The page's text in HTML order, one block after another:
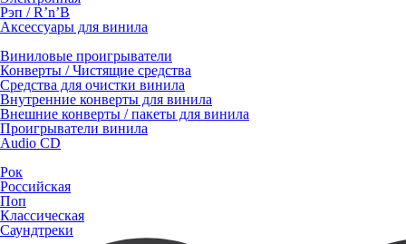
Рэп / R’n’B
Аксессуары для винила
Виниловые проигрыватели
Конверты / Чистящие средства
Средства для очистки винила
Внутренние конверты для винила
Внешние конверты / пакеты для винила
Проигрыватели винила
Audio CD
Рок
Российская
Поп
Классическая
Саундтреки